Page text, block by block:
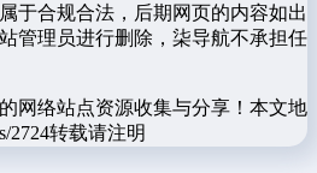
于合规合法，后期网页的内容如出
管理员进行删除，柒导航不承担任
网络站点资源收集与分享！ 本文地
2724转载请注明